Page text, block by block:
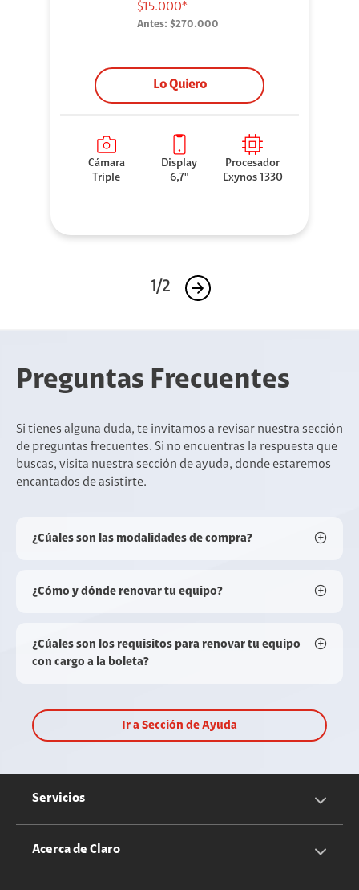
$15.000*
Antes: $270.000
Lo Quiero
Cámara
Triple
Display
6,7"
Procesador
Exynos 1330
1/2
Preguntas Frecuentes
Si tienes alguna duda, te invitamos a revisar nuestra sección
de preguntas frecuentes. Si no encuentras la respuesta que
buscas, visita nuestra sección de ayuda, donde estaremos
encantados de asistirte.
¿Cúales son las modalidades de compra?
¿Cómo y dónde renovar tu equipo?
¿Cúales son los requisitos para renovar tu equipo
con cargo a la boleta?
Ir a Sección de Ayuda
Servicios
Servicios Móviles
Acerca de Claro